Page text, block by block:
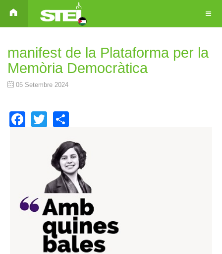
manifest de la Plataforma per la
Memòria Democràtica
05 Setembre 2024
Facebook
Twitter